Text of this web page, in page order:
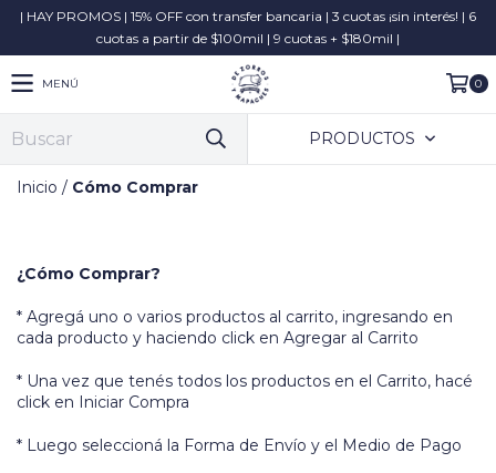
| HAY PROMOS | 15% OFF con transfer bancaria | 3 cuotas ¡sin interés! | 6
cuotas a partir de $100mil | 9 cuotas + $180mil |
MENÚ 0
PRODUCTOS
Inicio / Cómo Comprar
¿Cómo Comprar?
* Agregá uno o varios productos al carrito, ingresando en
cada producto y haciendo click en Agregar al Carrito
* Una vez que tenés todos los productos en el Carrito, hacé
click en Iniciar Compra
* Luego seleccioná la Forma de Envío y el Medio de Pago